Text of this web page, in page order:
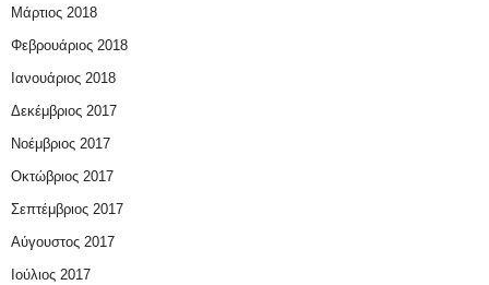
Μάρτιος 2018
Φεβρουάριος 2018
Ιανουάριος 2018
Δεκέμβριος 2017
Νοέμβριος 2017
Οκτώβριος 2017
Σεπτέμβριος 2017
Αύγουστος 2017
Ιούλιος 2017